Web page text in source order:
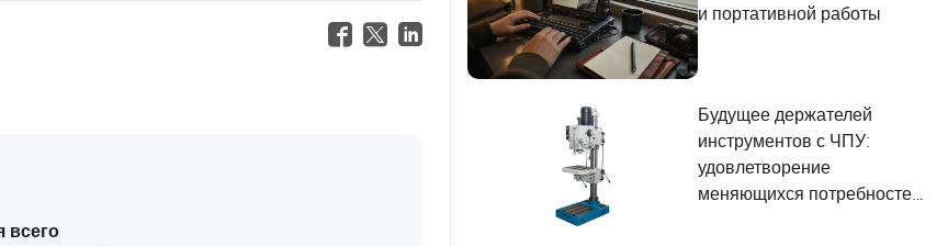
всего
и портативной работы
Будущее держателей
инструментов с ЧПУ:
удовлетворение
меняющихся потребностей